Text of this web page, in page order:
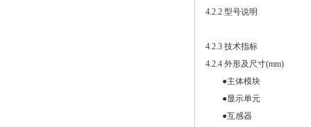
4.2.2 型号说明
4.2.3 技术指标
4.2.4 外形及尺寸(mm)
●主体模块
●显示单元
●互感器